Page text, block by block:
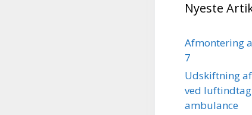
Nyeste
Afmontering
7
Udskiftning
ved
ambulance